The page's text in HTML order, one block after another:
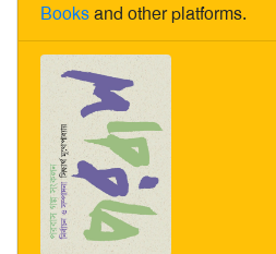
Booksand other platforms.